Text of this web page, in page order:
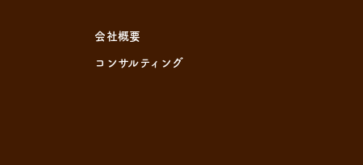
会社概要
コンサルティング